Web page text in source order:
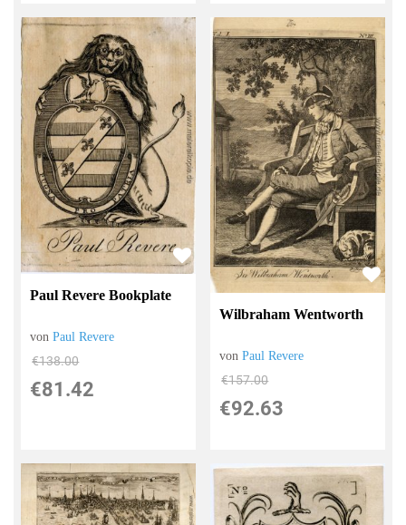
Paul Revere Bookplate
vonPaul Revere
€138.00
€81.42
Wilbraham Wentworth
vonPaul Revere
€157.00
€92.63